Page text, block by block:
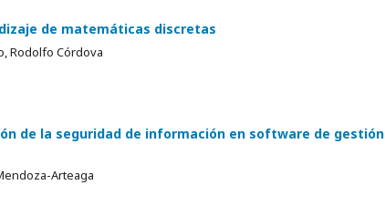
de matemáticas discretas
Rodolfo Córdova
de la seguridad de información en software de gestión
Arteaga